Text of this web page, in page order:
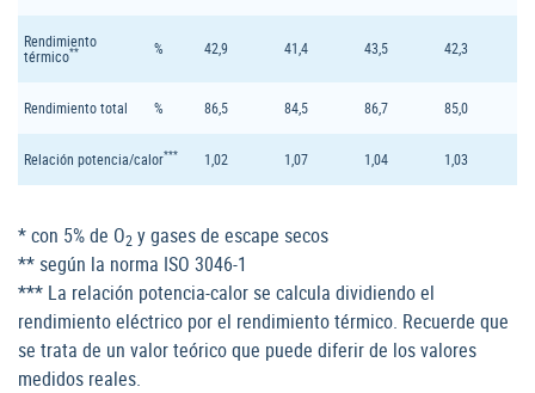
Rendimiento
térmico** % 42,9 41,4 43,5 42,3
Rendimiento total % 86,5 84,5 86,7 85,0
Relación potencia/calor*** 1,02 1,07 1,04 1,03
* con 5% de O2 y gases de escape secos
** según la norma ISO 3046-1
*** La relación potencia-calor se calcula dividiendo el
rendimiento eléctrico por el rendimiento térmico. Recuerde que
se trata de un valor teórico que puede diferir de los valores
medidos reales.